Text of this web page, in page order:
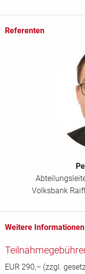
Referenten
Volksbank
Weitere Informationen
EUR 290,– (zzgl.